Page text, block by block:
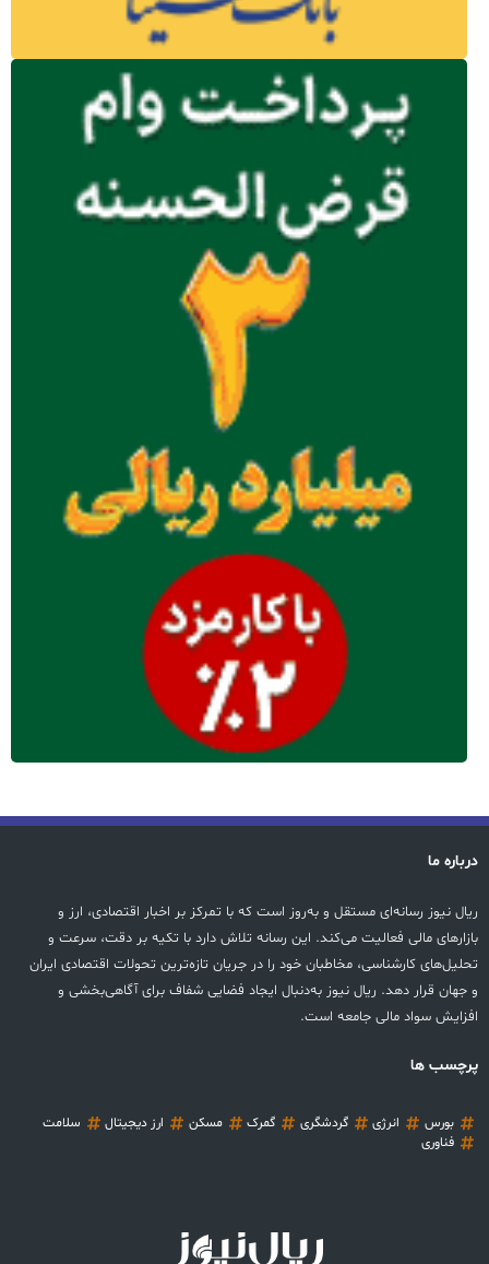
درباره ما
ریال نیوز رسانه‌ای مستقل و به‌روز است که با تمرکز بر اخبار اقتصادی، ارز و
بازارهای مالی فعالیت می‌کند. این رسانه تلاش دارد با تکیه بر دقت، سرعت و
تحلیل‌های کارشناسی، مخاطبان خود را در جریان تازه‌ترین تحولات اقتصادی ایران
و جهان قرار دهد. ریال نیوز به‌دنبال ایجاد فضایی شفاف برای آگاهی‌بخشی و
افزایش سواد مالی جامعه است.
پرچسب ها
بورس انرژی گردشگری گمرک مسکن ارز دیجیتال
سلامت
فناوری